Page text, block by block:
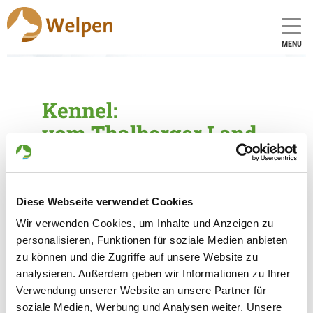
Diese Webseite verwendet Cookies
Wir verwenden Cookies, um Inhalte und Anzeigen zu
personalisieren, Funktionen für soziale Medien anbieten
zu können und die Zugriffe auf unsere Website zu
analysieren. Außerdem geben wir Informationen zu Ihrer
Verwendung unserer Website an unsere Partner für
soziale Medien, Werbung und Analysen weiter. Unsere
MENU
Kennel:
vom Thalberger Land
Breeder
Alexander Keil
Schulstr. 3
04924 Thalberg
Contact
Telephone No.: